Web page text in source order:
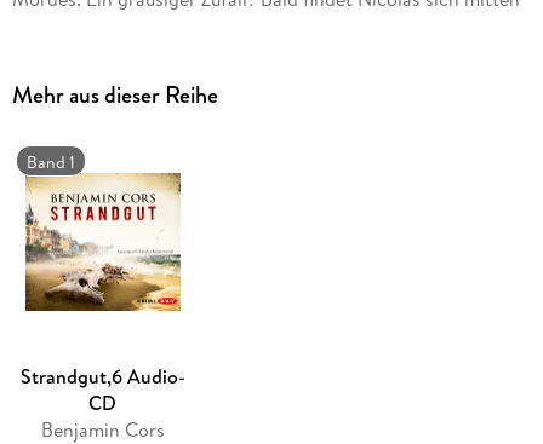
Lesung mit Sascha Rotermund6 Audio-CDs | ca. 7 h 54 min
Mehr aus dieser Reihe
Band 1
Strandgut,6 Audio-
CD
Benjamin Cors